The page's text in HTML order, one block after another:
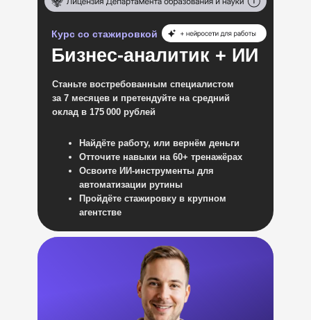
Бизнес-аналитик + ИИ
Курс со стажировкой
Найдёте работу, или вернём деньги
Отточите навыки на 60+ тренажёрах
Освоите ИИ-инструменты для
автоматизации рутины
Пройдёте стажировку в крупном
агентстве
Станьте востребованным специалистом
за 7 месяцев и претендуйте на средний
оклад в 175 000 рублей